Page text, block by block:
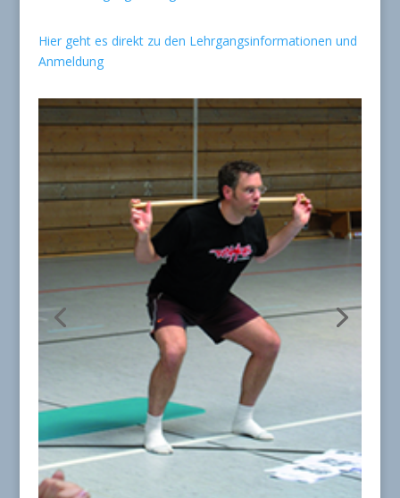
Hier geht es direkt zu den Lehrgangsinformationen und
Anmeldung